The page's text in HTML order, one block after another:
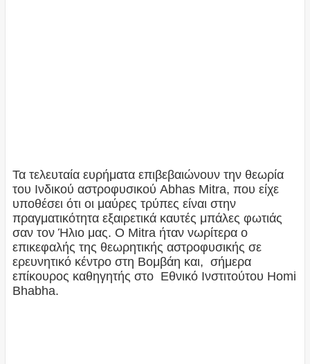
Τα τελευταία ευρήματα επιβεβαιώνουν την θεωρία
του Ινδικού αστροφυσικού Abhas Mitra, που είχε
υποθέσει ότι οι μαύρες τρύπες είναι στην
πραγματικότητα εξαιρετικά καυτές μπάλες φωτιάς
σαν τον Ήλιο μας. Ο Mitra ήταν νωρίτερα ο
επικεφαλής της θεωρητικής αστροφυσικής σε
ερευνητικό κέντρο στη Βομβάη και, σήμερα
επίκουρος καθηγητής στο Εθνικό Ινστιτούτου Homi
Bhabha.